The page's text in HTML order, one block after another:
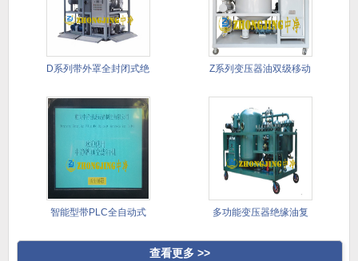
D系列带外罩全封闭式绝 Z系列变压器油双级移动
智能型带PLC全自动式 多功能变压器绝缘油复
查看更多 >>